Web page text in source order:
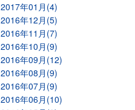
2017年01月(4)
2016年12月(5)
2016年11月(7)
2016年10月(9)
2016年09月(12)
2016年08月(9)
2016年07月(9)
2016年06月(10)